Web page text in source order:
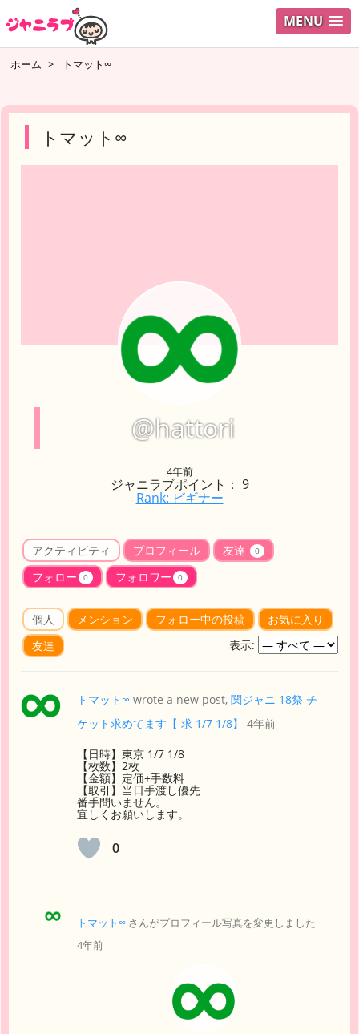
MENU ログイ
ホーム > トマット∞
トマット∞
@hattori
4年前
ジャニラブポイント： 9
Rank: ビギナー
アクティビティ プロフィール 友達 0
フォロー 0 フォロワー 0
個人 メンション フォロー中の投稿
お気に入り
友達
表示:
トマット∞ wrote a new post, 関ジャニ 18祭 チ
ケット求めてます【 求 1/7 1/8】
4年前
【日時】東京 1/7 1/8
【枚数】2枚
【金額】定価+手数料
【取引】当日手渡し優先
番手問いません。
宜しくお願いします。
0
トマット∞ さんがプロフィール写真を変更しました
4年前